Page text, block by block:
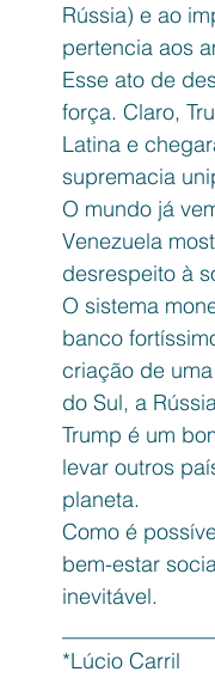
Rússia) e ao
pertencia aos
Esse ato de
força. Claro,
Latina e
supremacia
O mundo já
Venezuela
desrespeito à
O sistema
banco
criação de
do Sul, a
Trump é um
levar outros
planeta.
Como é
bem-estar
inevitável.
*Lúcio Carril